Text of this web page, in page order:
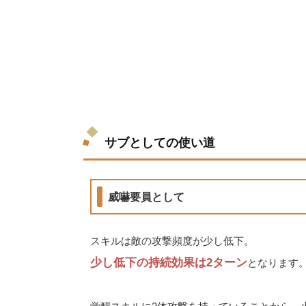
サブとしての使い道
威嚇要員として
スキルは敵の攻撃頻度が少し低下。
少し低下の持続効果は2ターンとなります